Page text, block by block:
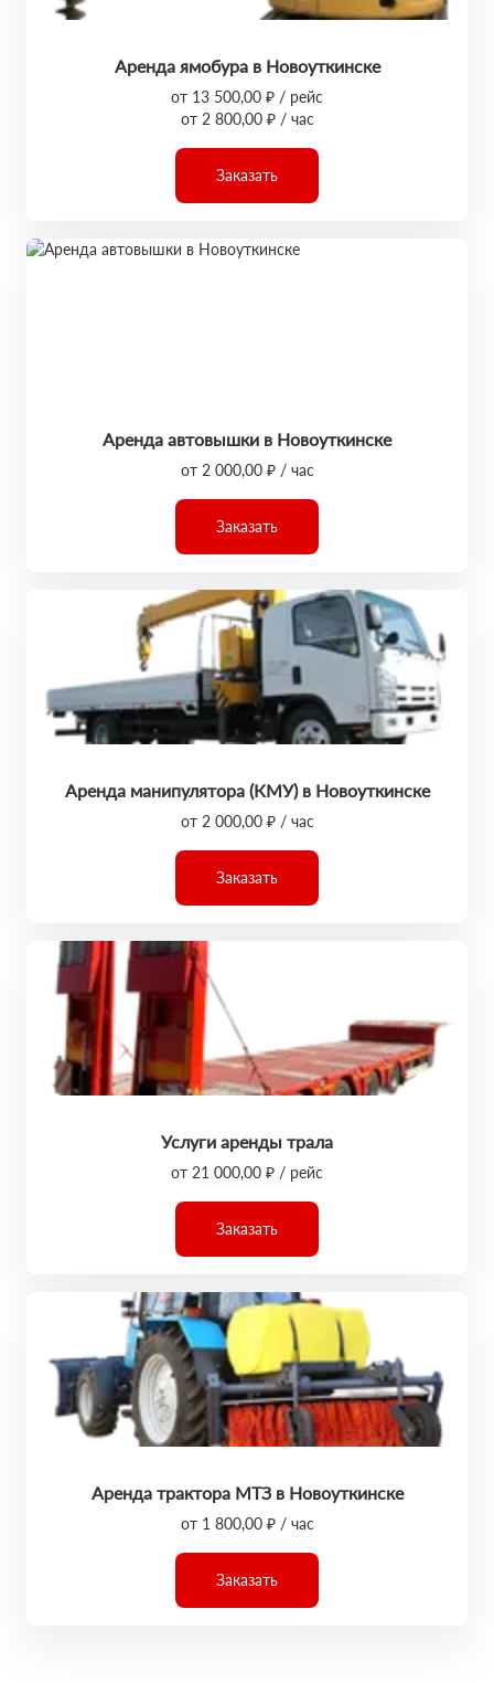
Аренда ямобура в Новоуткинске
от 13 500,00 ₽ / рейс
от 2 800,00 ₽ / час
Заказать
Аренда автовышки в Новоуткинске
от 2 000,00 ₽ / час
Заказать
Аренда манипулятора (КМУ) в Новоуткинске
от 2 000,00 ₽ / час
Заказать
Услуги аренды трала
от 21 000,00 ₽ / рейс
Заказать
Аренда трактора МТЗ в Новоуткинске
от 1 800,00 ₽ / час
Заказать